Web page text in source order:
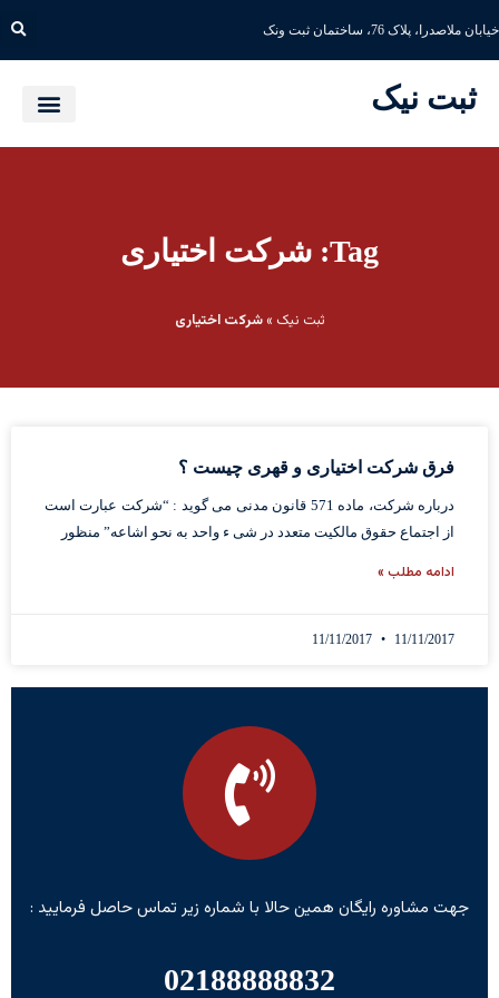
خیابان ملاصدرا، پلاک 76، ساختمان ثبت ونک
ثبت نیک
Tag: شرکت اختیاری
ثبت نیک »شرکت اختیاری
فرق شرکت اختیاری و قهری چیست ؟
درباره شرکت، ماده 571 قانون مدنی می گوید : “شرکت عبارت است
از اجتماع حقوق مالکیت متعدد در شی ء واحد به نحو اشاعه” منظور
ادامه مطلب »
11/11/2017
جهت مشاوره رایگان همین حالا با شماره زیر تماس حاصل فرمایید :
02188888832